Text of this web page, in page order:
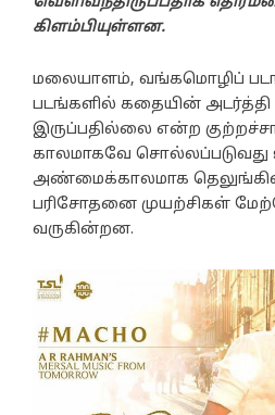
கிளம்பியுள்ளன.
மலையாளம், வங்கமொழிப்
படங்களில் கதையின் அடர்த்தி
இருப்பதில்லை என்ற
காலமாகவே சொல்லப்படுவது
அண்மைக்காலமாக
பரிசோதனை முயற்சிகள்
வருகின்றன.